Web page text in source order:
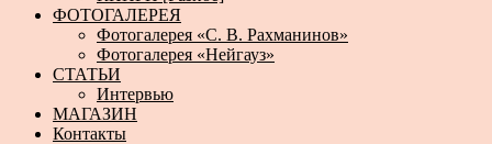
ФОТОГАЛЕРЕЯ
Фотогалерея «С. В. Рахманинов»
Фотогалерея «Нейгауз»
СТАТЬИ
Интервью
МАГАЗИН
Контакты